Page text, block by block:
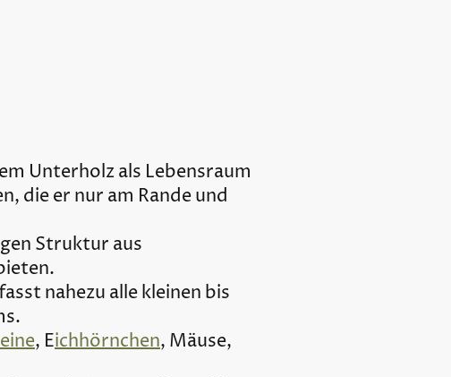
Unterholz als Lebensraum
die er nur am Rande und
Struktur aus
nahezu alle kleinen bis
, Eichhörnchen, Mäuse,